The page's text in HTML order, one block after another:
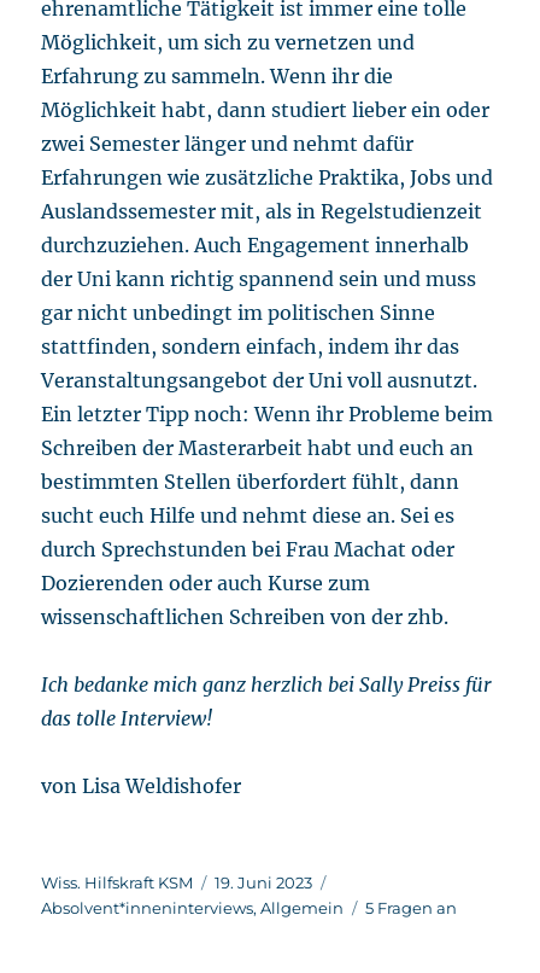
ehrenamtliche Tätigkeit ist immer eine tolle
Möglichkeit, um sich zu vernetzen und
Erfahrung zu sammeln. Wenn ihr die
Möglichkeit habt, dann studiert lieber ein oder
zwei Semester länger und nehmt dafür
Erfahrungen wie zusätzliche Praktika, Jobs und
Auslandssemester mit, als in Regelstudienzeit
durchzuziehen. Auch Engagement innerhalb
der Uni kann richtig spannend sein und muss
gar nicht unbedingt im politischen Sinne
stattfinden, sondern einfach, indem ihr das
Veranstaltungsangebot der Uni voll ausnutzt.
Ein letzter Tipp noch: Wenn ihr Probleme beim
Schreiben der Masterarbeit habt und euch an
bestimmten Stellen überfordert fühlt, dann
sucht euch Hilfe und nehmt diese an. Sei es
durch Sprechstunden bei Frau Machat oder
Dozierenden oder auch Kurse zum
wissenschaftlichen Schreiben von der zhb.
Ich bedanke mich ganz herzlich bei Sally Preiss für
das tolle Interview!
von Lisa Weldishofer
Autor
Wiss. Hilfskraft KSM
Veröffentlicht
am
19. Juni 2023
Absolvent*inneninterviews,Allgemein Schlagwörter
5 Fragen an